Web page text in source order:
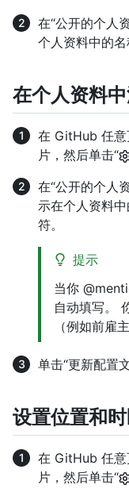
在“公开的个人
个人资料中的名
在个人资料
在 GitHub 任意
片，然后单击“
在“公开的个人
示在个人资料
符。
提示
当你
自动填写。
（例如前雇
单击“更新配置文
设置位置和
在 GitHub 任意
片，然后单击“